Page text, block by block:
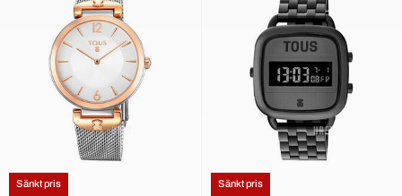
Sänkt pris Sänkt pris